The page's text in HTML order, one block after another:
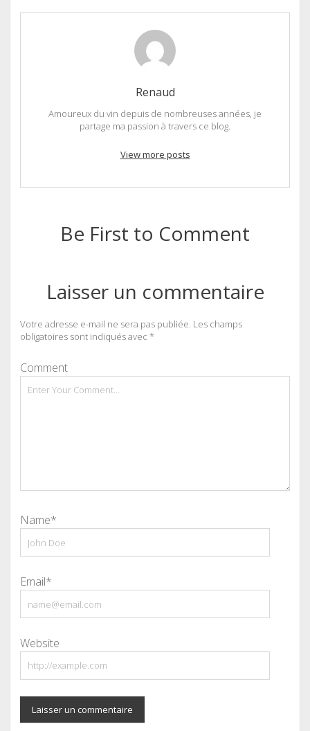
Renaud
Amoureux du vin depuis de nombreuses années, je
partage ma passion à travers ce blog.
View more posts
Be First to Comment
Laisser un commentaire
Votre adresse e-mail ne sera pas publiée. Les champs
obligatoires sont indiqués avec *
Comment
Name*
Email*
Website